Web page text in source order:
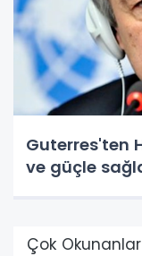
Guterres'ten
ve güçle
Çok Okunanlar